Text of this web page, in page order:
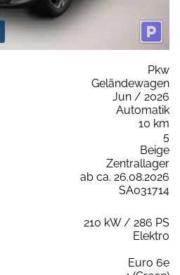
Pkw
Geländewagen
Jun / 2026
Automatik
10 km
5
Beige
Zentrallager
ab ca. 26.08.2026
SA031714
210 kW / 286 PS
Elektro
Euro 6e